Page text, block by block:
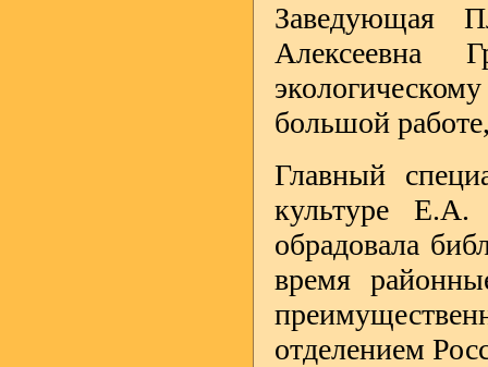
Заведующая
Алексеевна
большой
Главный
культуре
обрадовала
время
отделением